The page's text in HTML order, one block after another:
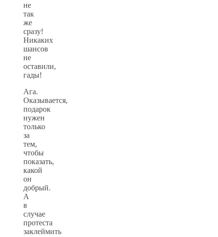
не
так
же
сразу!
Никаких
шансов
не
оставили,
гады!
Ага.
Оказывается,
подарок
нужен
только
за
тем,
чтобы
показать,
какой
он
добрый.
А
в
случае
протеста
заклеймить